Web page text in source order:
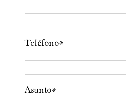
Teléfono*
Asunto*